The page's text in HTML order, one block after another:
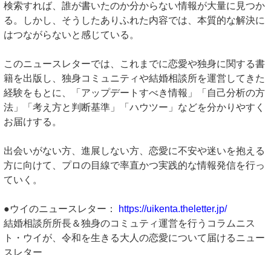
検索すれば、誰が書いたのか分からない情報が大量に見つか
る。しかし、そうしたありふれた内容では、本質的な解決に
はつながらないと感じている。
このニュースレターでは、これまでに恋愛や独身に関する書
籍を出版し、独身コミュニティや結婚相談所を運営してきた
経験をもとに、「アップデートすべき情報」「自己分析の方
法」「考え方と判断基準」「ハウツー」などを分かりやすく
お届けする。
出会いがない方、進展しない方、恋愛に不安や迷いを抱える
方に向けて、プロの目線で率直かつ実践的な情報発信を行っ
ていく。
●ウイのニュースレター：
https://uikenta.theletter.jp/
結婚相談所所長＆独身のコミュティ運営を行うコラムニス
ト・ウイが、令和を生きる大人の恋愛について届けるニュー
スレター